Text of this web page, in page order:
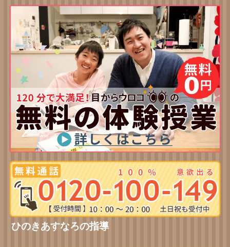
ひのきあすなろの指導